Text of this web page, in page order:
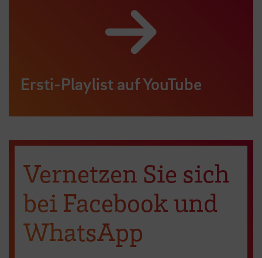
Ersti-Playlist auf YouTube
Vernetzen Sie sich
bei Facebook und
WhatsApp